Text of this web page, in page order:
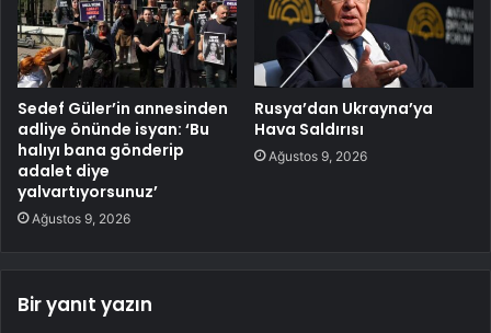
Sedef Güler’in annesinden
adliye önünde isyan: ‘Bu
halıyı bana gönderip
adalet diye
yalvartıyorsunuz’
Ağustos 9, 2026
Rusya’dan Ukrayna’ya
Hava Saldırısı
Ağustos 9, 2026
Bir yanıt yazın